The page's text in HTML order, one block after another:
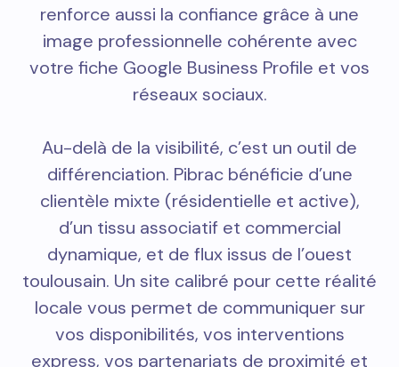
renforce aussi la confiance grâce à une
image professionnelle cohérente avec
votre fiche Google Business Profile et vos
réseaux sociaux.
Au-delà de la visibilité, c’est un outil de
différenciation. Pibrac bénéficie d’une
clientèle mixte (résidentielle et active),
d’un tissu associatif et commercial
dynamique, et de flux issus de l’ouest
toulousain. Un site calibré pour cette réalité
locale vous permet de communiquer sur
vos disponibilités, vos interventions
express, vos partenariats de proximité et